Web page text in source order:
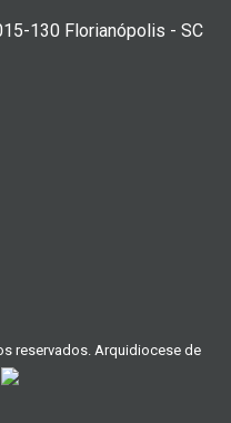
130 Florianópolis - SC
reservados. Arquidiocese de